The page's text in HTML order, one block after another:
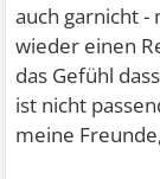
auch garnicht
wieder einen
das Gefühl
ist nicht
meine